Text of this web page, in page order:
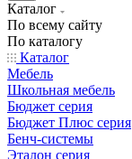
Каталог
По всему сайту
По каталогу
Каталог
Мебель
Школьная мебель
Бюджет серия
Бюджет Плюс серия
Бенч-системы
Эталон серия